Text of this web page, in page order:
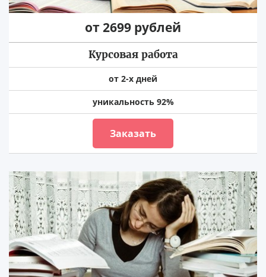
от 2699 рублей
Курсовая работа
от 2-х дней
уникальность 92%
Заказать